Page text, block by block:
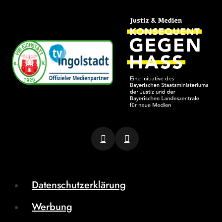
Datenschutzerklärung
Werbung